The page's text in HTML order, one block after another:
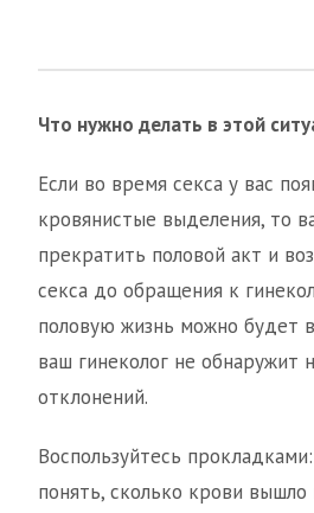
Что нужно делать в этой
Если во время секса у вас
кровянистые выделения, то
прекратить половой акт и
секса до обращения к
половую жизнь можно будет
ваш гинеколог не обнаружит
отклонений.
Воспользуйтесь
понять, сколько крови вышло